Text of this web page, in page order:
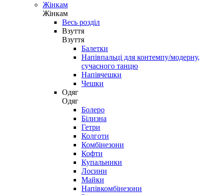
Жінкам
Жінкам
Весь розділ
Взуття
Взуття
Балетки
Напівпальці для контемпу/модерну,
сучасного танцю
Напівчешки
Чешки
Одяг
Одяг
Болеро
Білизна
Гетри
Колготи
Комбінезони
Кофти
Купальники
Лосини
Майки
Напівкомбінезони